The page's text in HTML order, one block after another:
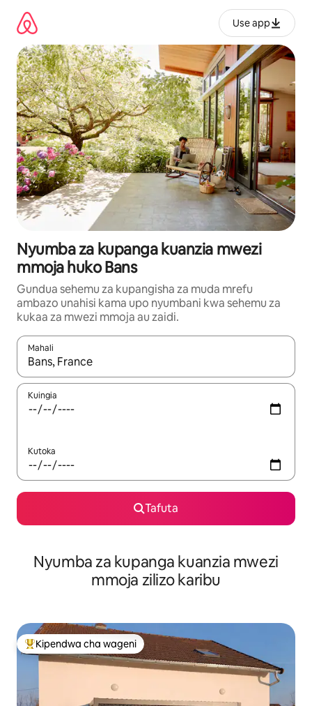
kwenda
kwenye
maudhui
Use app
Nyumba za kupanga kuanzia mwezi
mmoja huko Bans
Gundua sehemu za kupangisha za muda mrefu
ambazo unahisi kama upo nyumbani kwa sehemu za
kukaa za mwezi mmoja au zaidi.
Mahali
Wakati matokeo yanapatikana, vinjari kwa kutumia vitufe vya
Kuingia
Kutoka
Tafuta
Nyumba za kupanga kuanzia mwezi
mmoja zilizo karibu
Kipendwa maarufu cha wageni
Kipendwa cha wageni